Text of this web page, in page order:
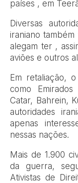
países , em
Diversas
iraniano
alegam ter ,
aviões e outros
Em retaliação,
como
Catar, Bahrein,
autoridades
apenas
nessas nações.
Mais de 1.900
da guerra,
Ativistas de